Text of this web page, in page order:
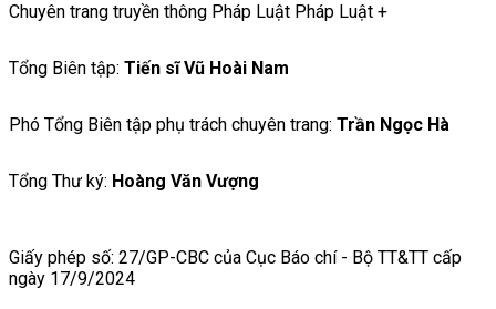
Chuyên trang truyền thông Pháp Luật Pháp Luật +
Tổng Biên tập: Tiến sĩ Vũ Hoài Nam
Phó Tổng Biên tập phụ trách chuyên trang: Trần Ngọc Hà
Tổng Thư ký: Hoàng Văn Vượng
Giấy phép số: 27/GP-CBC của Cục Báo chí - Bộ TT&TT cấp
ngày 17/9/2024